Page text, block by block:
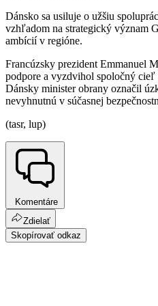
Dánsko sa usiluje o užšiu
vzhľadom na strategický význam
ambícií v regióne.
Francúzsky prezident Emmanuel
podpore a vyzdvihol spoločný
Dánsky minister obrany označil
nevyhnutnú v súčasnej
(tasr, lup)
Komentáre
Zdielať
Skopírovať odkaz